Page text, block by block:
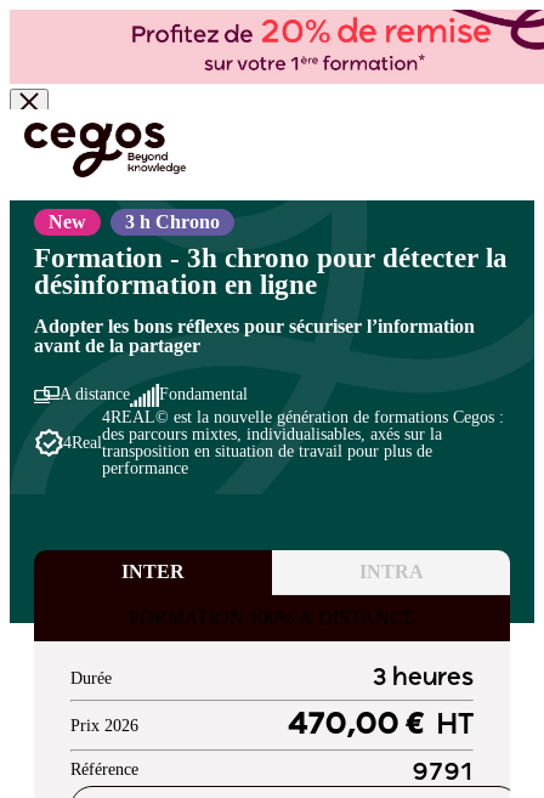
Skip to main content
Vous êtes ici : Accueil >Cegos, organisme de formation à Paris et en régions
professionnelle>Apprentissage et transmission
New 3 h Chrono
Formation - 3h chrono pour détecter la
désinformation en ligne
Adopter les bons réflexes pour sécuriser l’information
avant de la partager
A distance Fondamental
4Real
4REAL© est la nouvelle génération de formations Cegos :
des parcours mixtes, individualisables, axés sur la
transposition en situation de travail pour plus de
performance
INTER INTRA
FORMATION 100% À DISTANCE
Durée 3 heures
Prix 2026 470,00 € HT
Référence 9791